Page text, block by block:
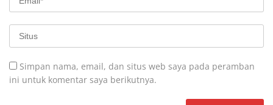
Simpan nama, email, dan situs web saya pada peramban
ini untuk komentar saya berikutnya.